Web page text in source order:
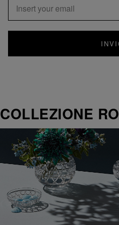
COLLEZIONE